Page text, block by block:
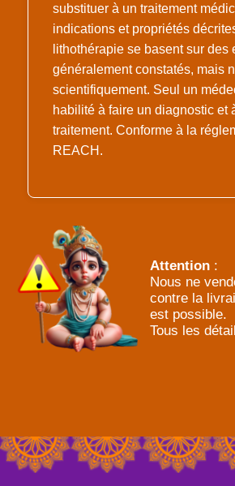
substituer à un traitement
indications et propriétés
lithothérapie se basent sur des
généralement constatés, mais
scientifiquement. Seul un
habilité à faire un diagnostic et
traitement. Conforme à la
REACH.
Attention :
Nous ne
contre la
est possible.
Tous les